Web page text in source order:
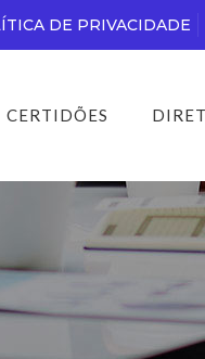
DE PRIVACIDADE
CERTIDÕES